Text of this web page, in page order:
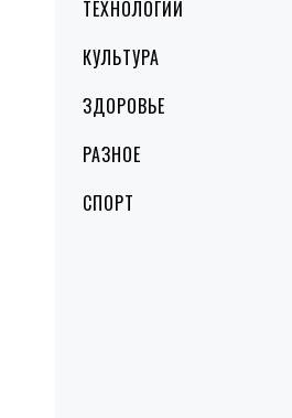
ТЕХНОЛОГИИ
КУЛЬТУРА
ЗДОРОВЬЕ
РАЗНОЕ
СПОРТ